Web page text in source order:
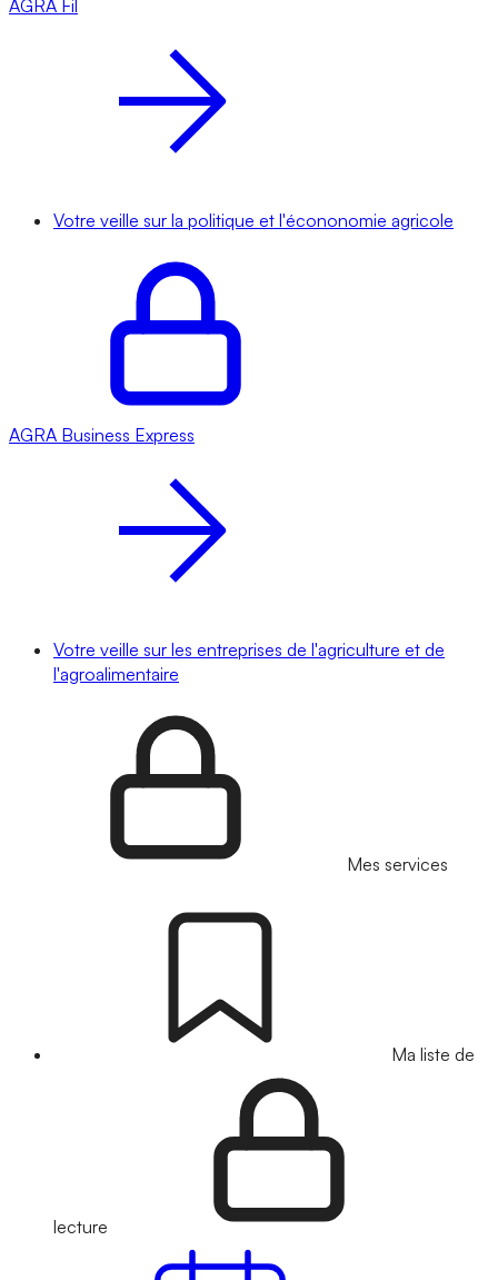
AGRA Fil
Votre veille sur la politique et l'écononomie agricole
AGRA Business Express
Votre veille sur les entreprises de l'agriculture et de
l'agroalimentaire
Mes services
Ma liste de
lecture